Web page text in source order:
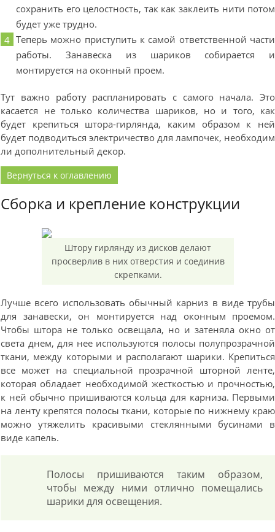
сохранить его целостность, так как заклеить нити потом
будет уже трудно.
Теперь можно приступить к самой ответственной части
работы. Занавеска из шариков собирается и
монтируется на оконный проем.
Тут важно работу распланировать с самого начала. Это
касается не только количества шариков, но и того, как
будет крепиться штора-гирлянда, каким образом к ней
будет подводиться электричество для лампочек, необходим
ли дополнительный декор.
Вернуться к оглавлению
Сборка и крепление конструкции
Штору гирлянду из дисков делают
просверлив в них отверстия и соединив
скрепками.
Лучше всего использовать обычный карниз в виде трубы
для занавески, он монтируется над оконным проемом.
Чтобы штора не только освещала, но и затеняла окно от
света днем, для нее используются полосы полупрозрачной
ткани, между которыми и располагают шарики. Крепиться
все может на специальной прозрачной шторной ленте,
которая обладает необходимой жесткостью и прочностью,
к ней обычно пришиваются кольца для карниза. Первыми
на ленту крепятся полосы ткани, которые по нижнему краю
можно утяжелить красивыми стеклянными бусинами в
виде капель.
Полосы пришиваются таким образом,
чтобы между ними отлично помещались
шарики для освещения.